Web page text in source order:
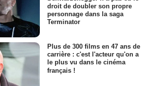
droit de doubler son propre
personnage dans la saga
Terminator
Plus de 300 films en 47 ans de
carrière : c'est l'acteur qu'on a
le plus vu dans le cinéma
français !